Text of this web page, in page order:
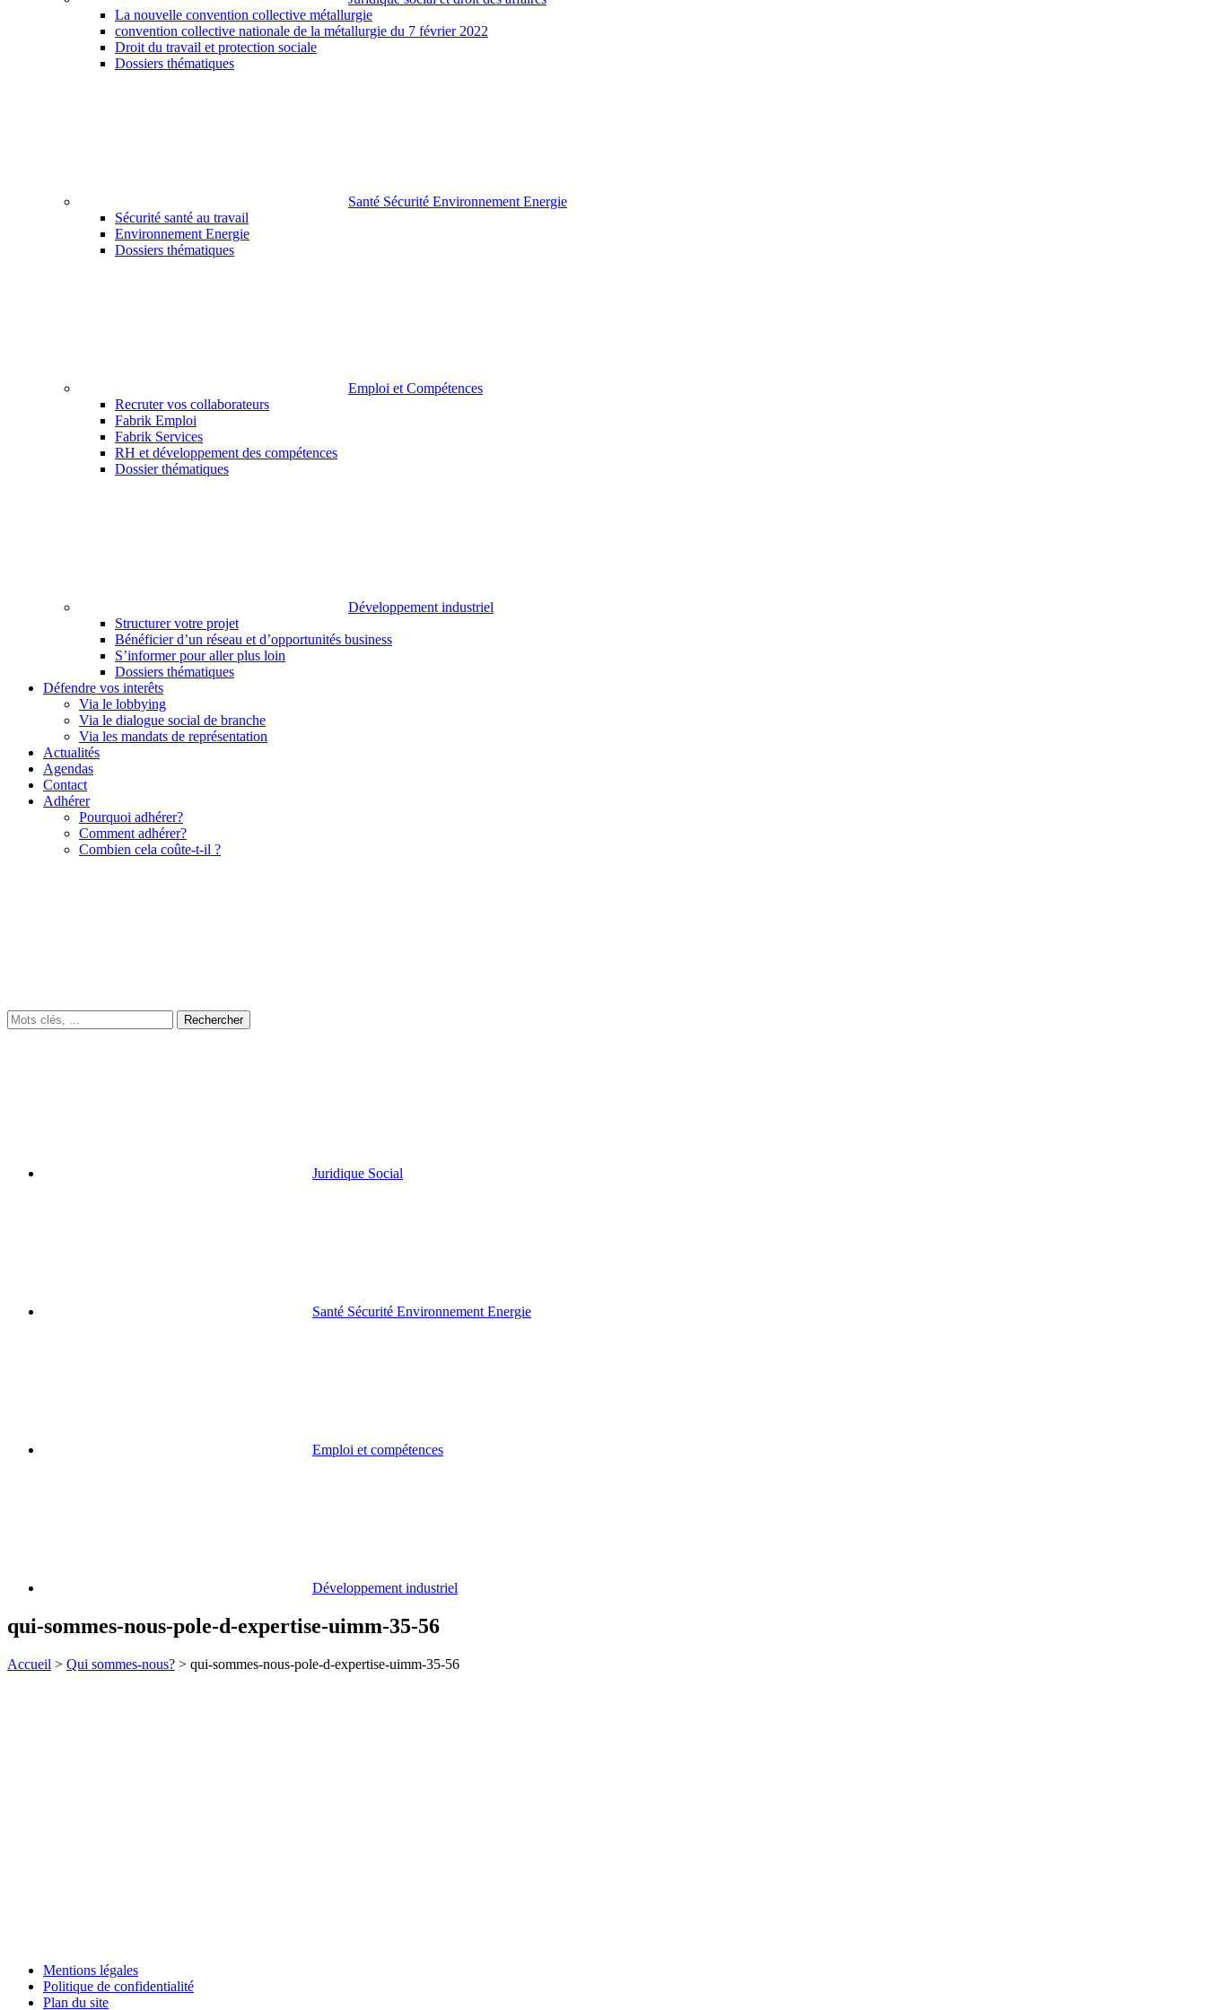
La nouvelle convention collective métallurgie
convention collective nationale de la métallurgie du 7 février 2022
Droit du travail et protection sociale
Dossiers thématiques
Santé Sécurité Environnement Energie
Sécurité santé au travail
Environnement Energie
Dossiers thématiques
Emploi et Compétences
Recruter vos collaborateurs
Fabrik Emploi
Fabrik Services
RH et développement des compétences
Dossier thématiques
Développement industriel
Structurer votre projet
Bénéficier d’un réseau et d’opportunités business
S’informer pour aller plus loin
Dossiers thématiques
Défendre vos interêts
Via le lobbying
Via le dialogue social de branche
Via les mandats de représentation
Actualités
Agendas
Contact
Adhérer
Pourquoi adhérer?
Comment adhérer?
Combien cela coûte-t-il ?
Juridique Social
Santé Sécurité Environnement Energie
Emploi et compétences
Développement industriel
qui-sommes-nous-pole-d-expertise-uimm-35-56
Accueil > Qui sommes-nous? > qui-sommes-nous-pole-d-expertise-uimm-35-56
Mentions légales
Politique de confidentialité
Plan du site